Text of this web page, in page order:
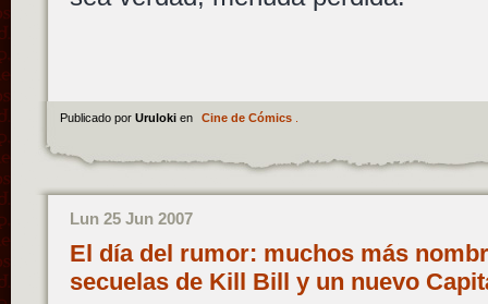
Publicado por Uruloki en Cine de Cómics.
Lun 25 Jun 2007
El día del rumor: muchos más
secuelas de Kill Bill y un nuevo